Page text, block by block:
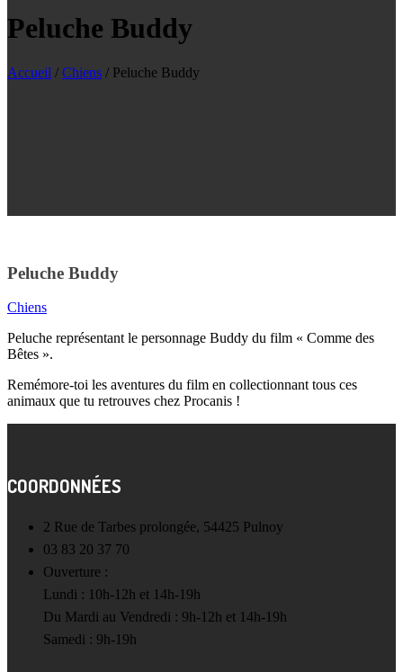
Peluche Buddy
Accueil / Chiens / Peluche Buddy
Peluche Buddy
Chiens
Peluche représentant le personnage Buddy du film « Comme des
Bêtes ».
Remémore-toi les aventures du film en collectionnant tous ces
animaux que tu retrouves chez Procanis !
COORDONNÉES
2 Rue de Tarbes prolongée, 54425 Pulnoy
03 83 20 37 70
Ouverture :
Lundi : 10h-12h et 14h-19h
Du Mardi au Vendredi : 9h-12h et 14h-19h
Samedi : 9h-19h